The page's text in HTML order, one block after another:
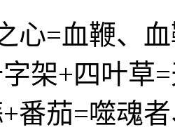
心=血鞭、
架+四叶草
番茄=噬魂